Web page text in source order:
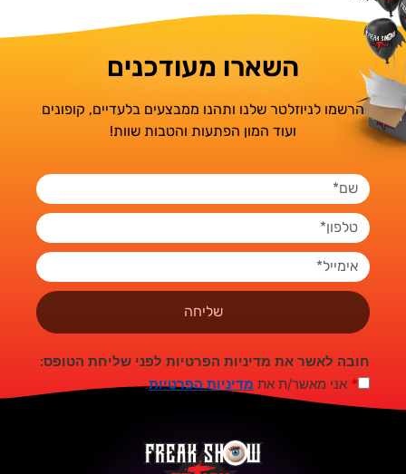
השארו מעודכנים
הרשמו לניוזלטר שלנו ותהנו ממבצעים בלעדיים, קופונים
ועוד המון הפתעות והטבות שוות!
שליחה
חובה לאשר את מדיניות הפרטיות לפני שליחת הטופס:
* אני מאשר/ת את מדיניות הפרטיות.